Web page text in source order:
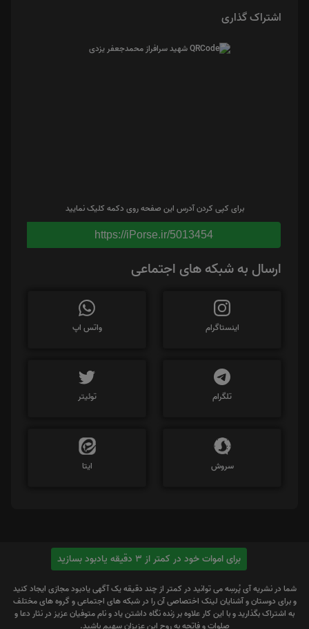
اشتراک گذاری
برای کپی کردن آدرس این صفحه روی دکمه کلیک نمایید
https://iPorse.ir/5013454
ارسال به شبکه های اجتماعی
اینستاگرام واتس اپ
تلگرام توئیتر
سروش ایتا
برای اموات خود در کمتر از 3 دقیقه یادبود بسازید
شما در نشریه آی پُرسِه می توانید در کمتر از چند دقیقه یک آگهی یادبود مجازی ایجاد کنید
و برای دوستان و آشنایان لینک اختصاصی آن را در شبکه های اجتماعی و گروه های مختلف
به اشتراک بگذارید و با این کار علاوه بر زنده نگاه داشتن یاد و نام متوفیان عزیز در نثار دعا و
صلوات و فاتحه به روح این عزیزان سهیم باشید.